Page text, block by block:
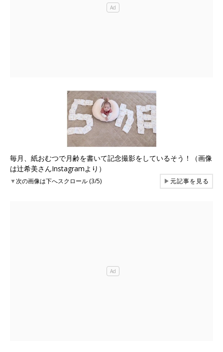
毎月、紙おむつで月齢を書いて記念撮影をしているそう！（画像
は辻希美さんInstagramより）
▼次の画像は下へスクロール (3/5) ▶元記事を見る